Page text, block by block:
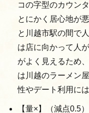
コの字型のカウン
とにかく居心地が
と川越市駅の間で
は店に向かって人
がよく見えるため
は川越のラーメン
性やデート利用に
【量×】（減点0.5）